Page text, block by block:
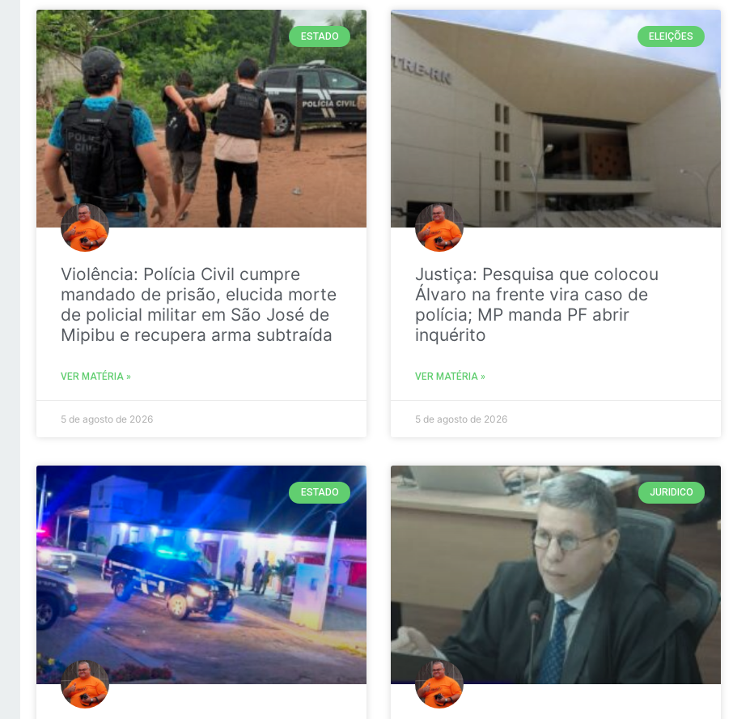
ESTADO
Violência: Polícia Civil cumpre
mandado de prisão, elucida morte
de policial militar em São José de
Mipibu e recupera arma subtraída
VER MATÉRIA »
5 de agosto de 2026
ELEIÇÕES
Justiça: Pesquisa que colocou
Álvaro na frente vira caso de
polícia; MP manda PF abrir
inquérito
VER MATÉRIA »
5 de agosto de 2026
ESTADO JURIDICO